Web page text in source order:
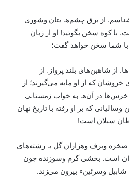
از برق چشم‌ها یتان وشوری
با کوه سخن بگوئید! او از زبان
شما سخن خواهد گفت؛
از شاهین‌های بلند پرواز، از
که از او مایه می‌گیرند؛ از
خرس‌ها در آن‌ها به خواب زمستانی
که بر او رفته با تاریخ نهان
سبلان است!
وبرف وهزاران گل با رشته‌ها‌ی
است. بخشی گرم وسوزنده چون
وسرئین» بیرون می‌زند.